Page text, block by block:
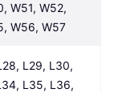
W51, W52,
W56, W57
L29, L30,
L35, L36,